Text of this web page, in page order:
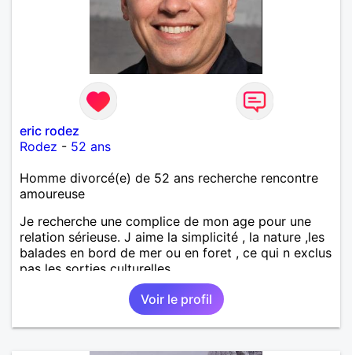
eric rodez
Rodez - 52 ans
Homme divorcé(e) de 52 ans recherche rencontre
amoureuse
Je recherche une complice de mon age pour une
relation sérieuse. J aime la simplicité , la nature ,les
balades en bord de mer ou en foret , ce qui n exclus
pas les sorties culturelles.
Voir le profil